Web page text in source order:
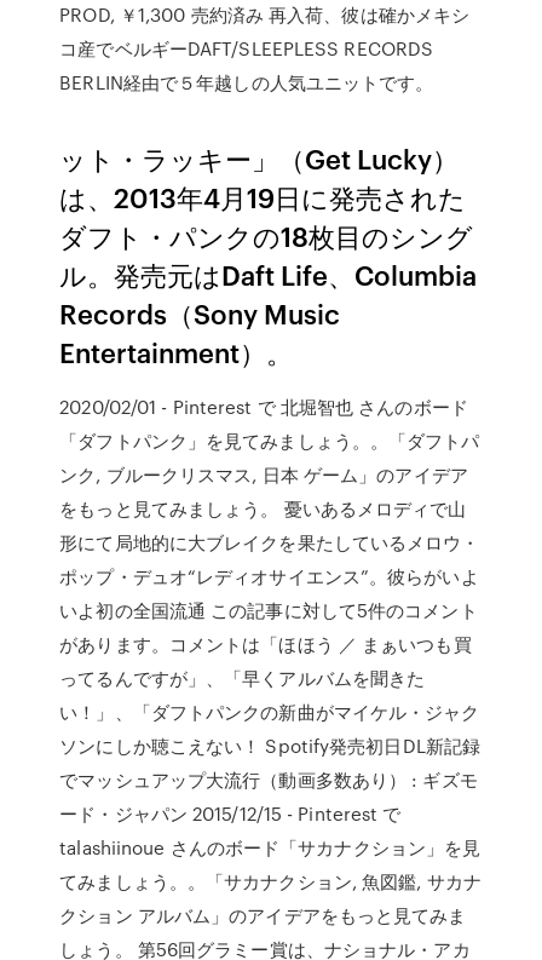
PROD, ￥1,300 売約済み 再入荷、彼は確かメキシ
コ産でベルギーDAFT/SLEEPLESS RECORDS
BERLIN経由で５年越しの人気ユニットです。
ット・ラッキー」（Get Lucky）
は、2013年4月19日に発売された
ダフト・パンクの18枚目のシング
ル。発売元はDaft Life、Columbia
Records（Sony Music
Entertainment）。
2020/02/01 - Pinterest で 北堀智也 さんのボード
「ダフトパンク」を見てみましょう。。「ダフトパ
ンク, ブルークリスマス, 日本 ゲーム」のアイデア
をもっと見てみましょう。 憂いあるメロディで山
形にて局地的に大ブレイクを果たしているメロウ・
ポップ・デュオ“レディオサイエンス”。彼らがいよ
いよ初の全国流通 この記事に対して5件のコメント
があります。コメントは「ほほう ／ まぁいつも買
ってるんですが」、「早くアルバムを聞きた
い！」、「ダフトパンクの新曲がマイケル・ジャク
ソンにしか聴こえない！ Spotify発売初日DL新記録
でマッシュアップ大流行（動画多数あり） : ギズモ
ード・ジャパン 2015/12/15 - Pinterest で
talashiinoue さんのボード「サカナクション」を見
てみましょう。。「サカナクション, 魚図鑑, サカナ
クション アルバム」のアイデアをもっと見てみま
しょう。 第56回グラミー賞は、ナショナル・アカ